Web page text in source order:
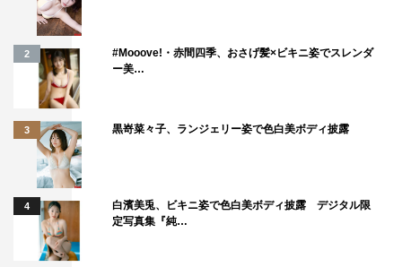
2
#Mooove!・赤間四季、おさげ髪×ビキニ姿でスレンダ
ー美…
3 黒嵜菜々子、ランジェリー姿で色白美ボディ披露
4
白濱美兎、ビキニ姿で色白美ボディ披露 デジタル限
定写真集『純…